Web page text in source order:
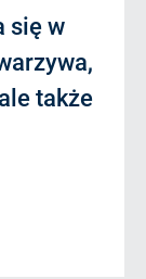
się w
także